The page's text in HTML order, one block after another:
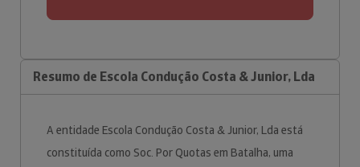
Resumo de Escola Condução Costa & Junior, Lda
A entidade Escola Condução Costa & Junior, Lda está
constituída como Soc. Por Quotas em Batalha, uma